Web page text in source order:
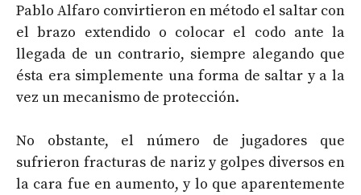
Pablo Alfaro convirtieron en método el saltar con
el brazo extendido o colocar el codo ante la
llegada de un contrario, siempre alegando que
ésta era simplemente una forma de saltar y a la
vez un mecanismo de protección.
No obstante, el número de jugadores que
sufrieron fracturas de nariz y golpes diversos en
la cara fue en aumento, y lo que aparentemente